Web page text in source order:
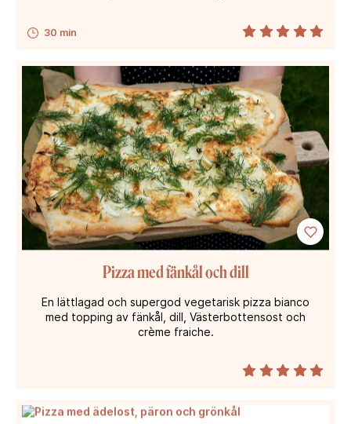
30 min
Pizza med fänkål och dill
En lättlagad och supergod vegetarisk pizza bianco
med topping av fänkål, dill, Västerbottensost och
crème fraiche.